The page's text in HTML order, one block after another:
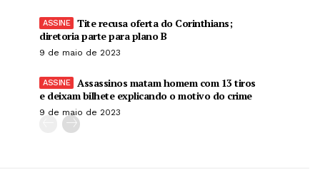
Tite recusa oferta do Corinthians;
diretoria parte para plano B
9 de maio de 2023
Assassinos matam homem com 13 tiros
e deixam bilhete explicando o motivo do crime
9 de maio de 2023